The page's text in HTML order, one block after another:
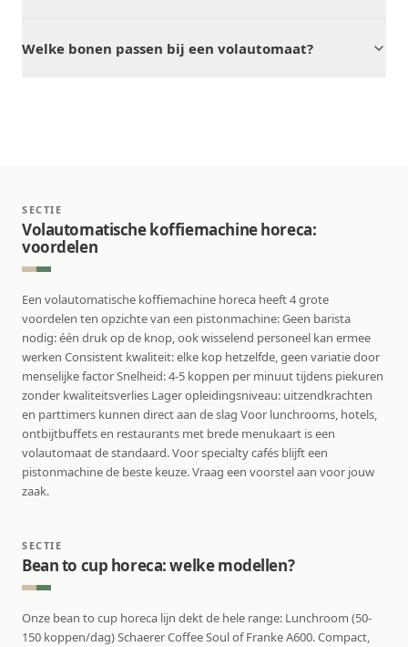
Welke bonen passen bij een volautomaat?
SECTIE
Volautomatische koffiemachine horeca:
voordelen
Een volautomatische koffiemachine horeca heeft 4 grote
voordelen ten opzichte van een pistonmachine: Geen barista
nodig: één druk op de knop, ook wisselend personeel kan ermee
werken Consistent kwaliteit: elke kop hetzelfde, geen variatie door
menselijke factor Snelheid: 4-5 koppen per minuut tijdens piekuren
zonder kwaliteitsverlies Lager opleidingsniveau: uitzendkrachten
en parttimers kunnen direct aan de slag Voor lunchrooms, hotels,
ontbijtbuffets en restaurants met brede menukaart is een
volautomaat de standaard. Voor specialty cafés blijft een
pistonmachine de beste keuze. Vraag een voorstel aan voor jouw
zaak.
SECTIE
Bean to cup horeca: welke modellen?
Onze bean to cup horeca lijn dekt de hele range: Lunchroom (50-
150 koppen/dag) Schaerer Coffee Soul of Franke A600. Compact,